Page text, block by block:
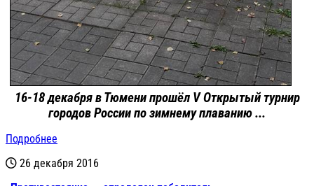
16-18 декабря в Тюмени прошёл V Открытый турнир
городов России по зимнему плаванию ...
Подробнее
26 декабря 2016